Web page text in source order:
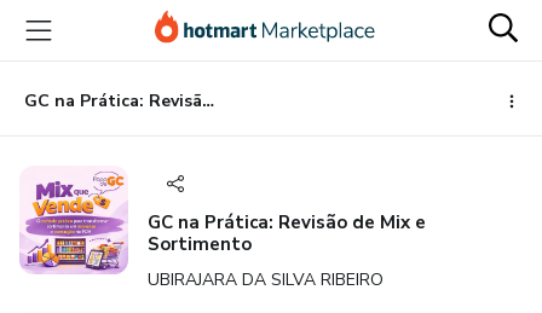
para
conteúdo
principal
para
pagamento
para
rodapé
GC na Prática: Revisão de Mix e Sortimento
GC na Prática: Revisão de Mix e
Sortimento
UBIRAJARA DA SILVA RIBEIRO